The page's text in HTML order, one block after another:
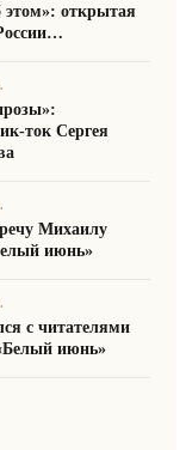
этом»: открытая
ток Сергея
Михаилу
июнь»
с читателями
июнь»